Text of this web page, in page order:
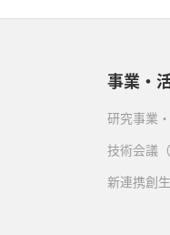
事業・
研究事業
技術会議
新連携創